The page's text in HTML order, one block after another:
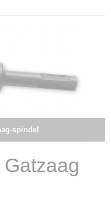
spindel